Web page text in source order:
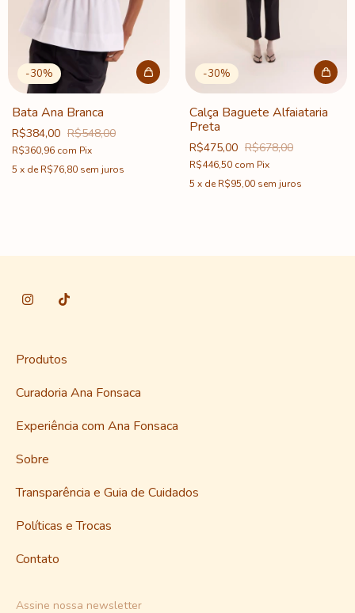
-30%
Bata Ana Branca
R$384,00 R$548,00
R$360,96 com Pix
5 x deR$76,80 sem juros
-30%
Calça Baguete Alfaiataria
Preta
R$475,00 R$678,00
R$446,50 com Pix
5 x deR$95,00 sem juros
Produtos
Curadoria Ana Fonsaca
Experiência com Ana Fonsaca
Sobre
Transparência e Guia de Cuidados
Políticas e Trocas
Contato
Assine nossa newsletter